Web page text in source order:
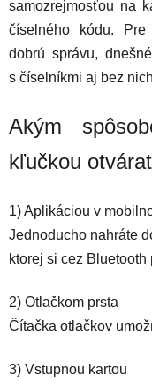
samozrejmosťou na
číselného kódu.
dobrú správu,
s číselníkmi aj bez
Akým
kľučkou
1) Aplikáciou v
Jednoducho nahráte
ktorej si cez
2) Otlačkom prsta
Čítačka otlačkov
3) Vstupnou kartou